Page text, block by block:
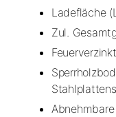
Ladefläche
Zul.